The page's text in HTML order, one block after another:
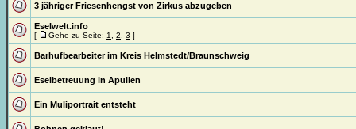
3 jähriger Friesenhengst von Zirkus abzugeben
Eselwelt.info
[ Gehe zu Seite: 1 2 3 ]
Barhufbearbeiter im Kreis Helmstedt/Braunschweig
Eselbetreuung in Apulien
Ein Muliportrait entsteht